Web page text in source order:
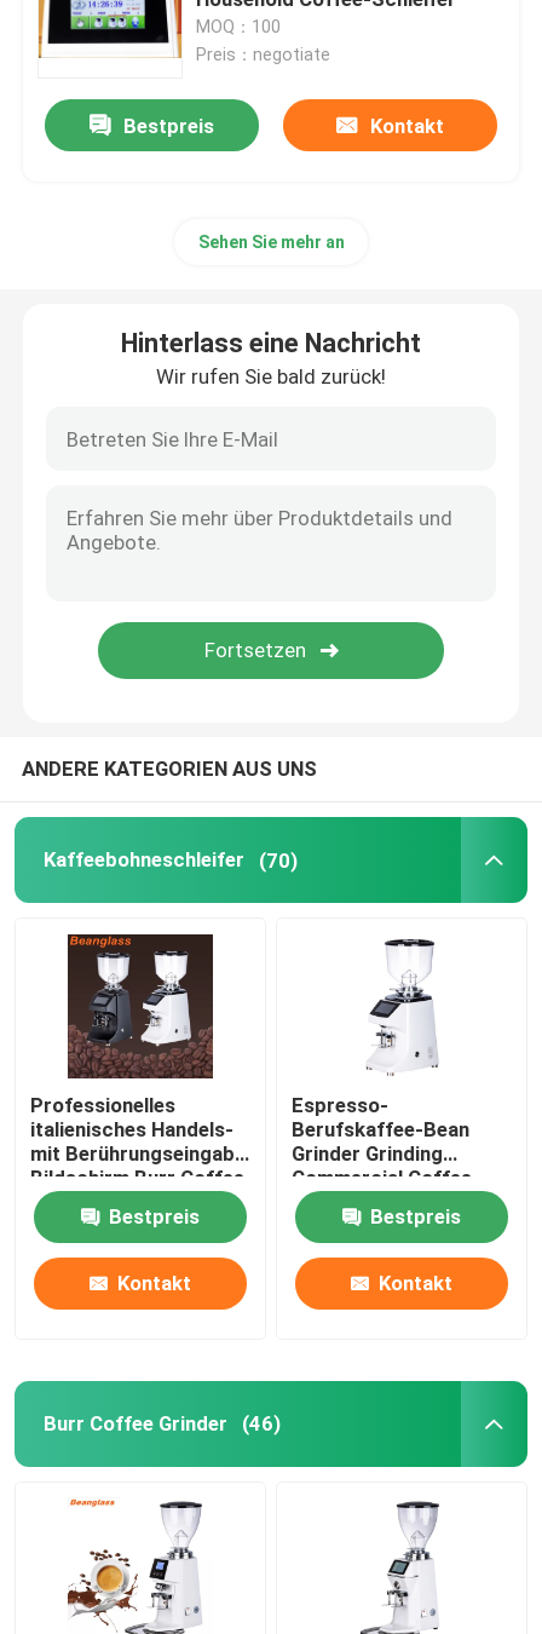
Doserless-Kaffeemühle
Handelskaffeemühle
Espresso Bean Grinder
Kaffeemühle im Freien
Handkaffeemühle
automatisches Milch frother
MOQ：100
Preis：negotiate
Bestpreis Kontakt
Sehen Sie mehr an
Hinterlass eine Nachricht
Wir rufen Sie bald zurück!
ANDERE KATEGORIEN AUS UNS
Kaffeebohneschleifer (70)
Professionelles
italienisches Handels-
mit Berührungseingabe
Bildschirm Burr Coffee
Bean Grinder Withs LED
Bestpreis
Kontakt
Espresso-
Berufskaffee-Bean
Grinder Grinding
Commercial Coffee-
Schleifer
Bestpreis
Kontakt
Burr Coffee Grinder (46)